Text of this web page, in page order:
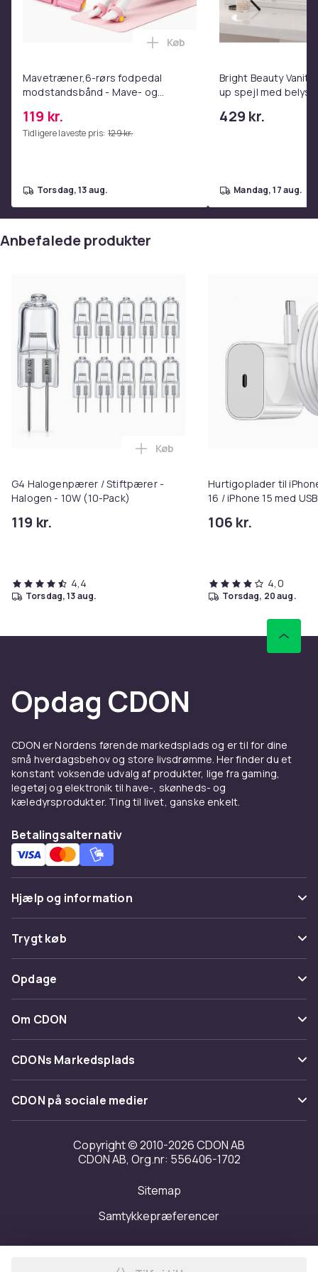
Alle ben & fodstøtter er dækket med blødt materiale
Materiale
Størrelse
136x32x51 cm
8c135cb5-f164-5fb0-9375-aa6e20b168f2
Produktsikkerhedsinformation
Mavetræner,6-rørs fodpedal
modstandsbånd - Mave- og
hjemmetræningscenter Pink
119 kr.
Tidligere laveste pris: 129 kr.
Læg Mavetræner,6-rørs
Køb
torsdag, 13 aug.
Bright Beauty Vanity
up spejl med
- dæmpbar med tre
429 kr.
mandag, 17 aug.
Anbefalede produkter
G4 Halogenpærer / Stiftpærer -
Halogen - 10W (10-Pack)
119 kr.
Læg G4 Halogenpærer /
Køb
4,4
torsdag, 13 aug.
Hurtigoplader til
16 / iPhone 15 med
106 kr.
4,0
torsdag, 20 aug.
Opdag CDON
CDON er Nordens førende markedsplads og er til for dine
små hverdagsbehov og store livsdrømme. Her finder du et
konstant voksende udvalg af produkter, lige fra gaming,
legetøj og elektronik til have-, skønheds- og
kæledyrsprodukter. Ting til livet, ganske enkelt.
Betalingsalternativ
Hjælp og information
Ofte stillede spørgsmål
Spor pakke
Fortryd & returner her
Kontakt os
Trygt køb
Betaling
Levering
Tilbagekaldelser
Opdage
Kategorier
Maerke
Om CDON
Om os
Kundeanmeldelser
Arbejd på CDON
Investor relations
Tilgængelighed
CDONs Markedsplads
Merchant Help Center
CDON på sociale medier
Copyright © 2010-2026 CDON AB
CDON AB, Org.nr: 556406-1702
Sitemap
Samtykkepræferencer